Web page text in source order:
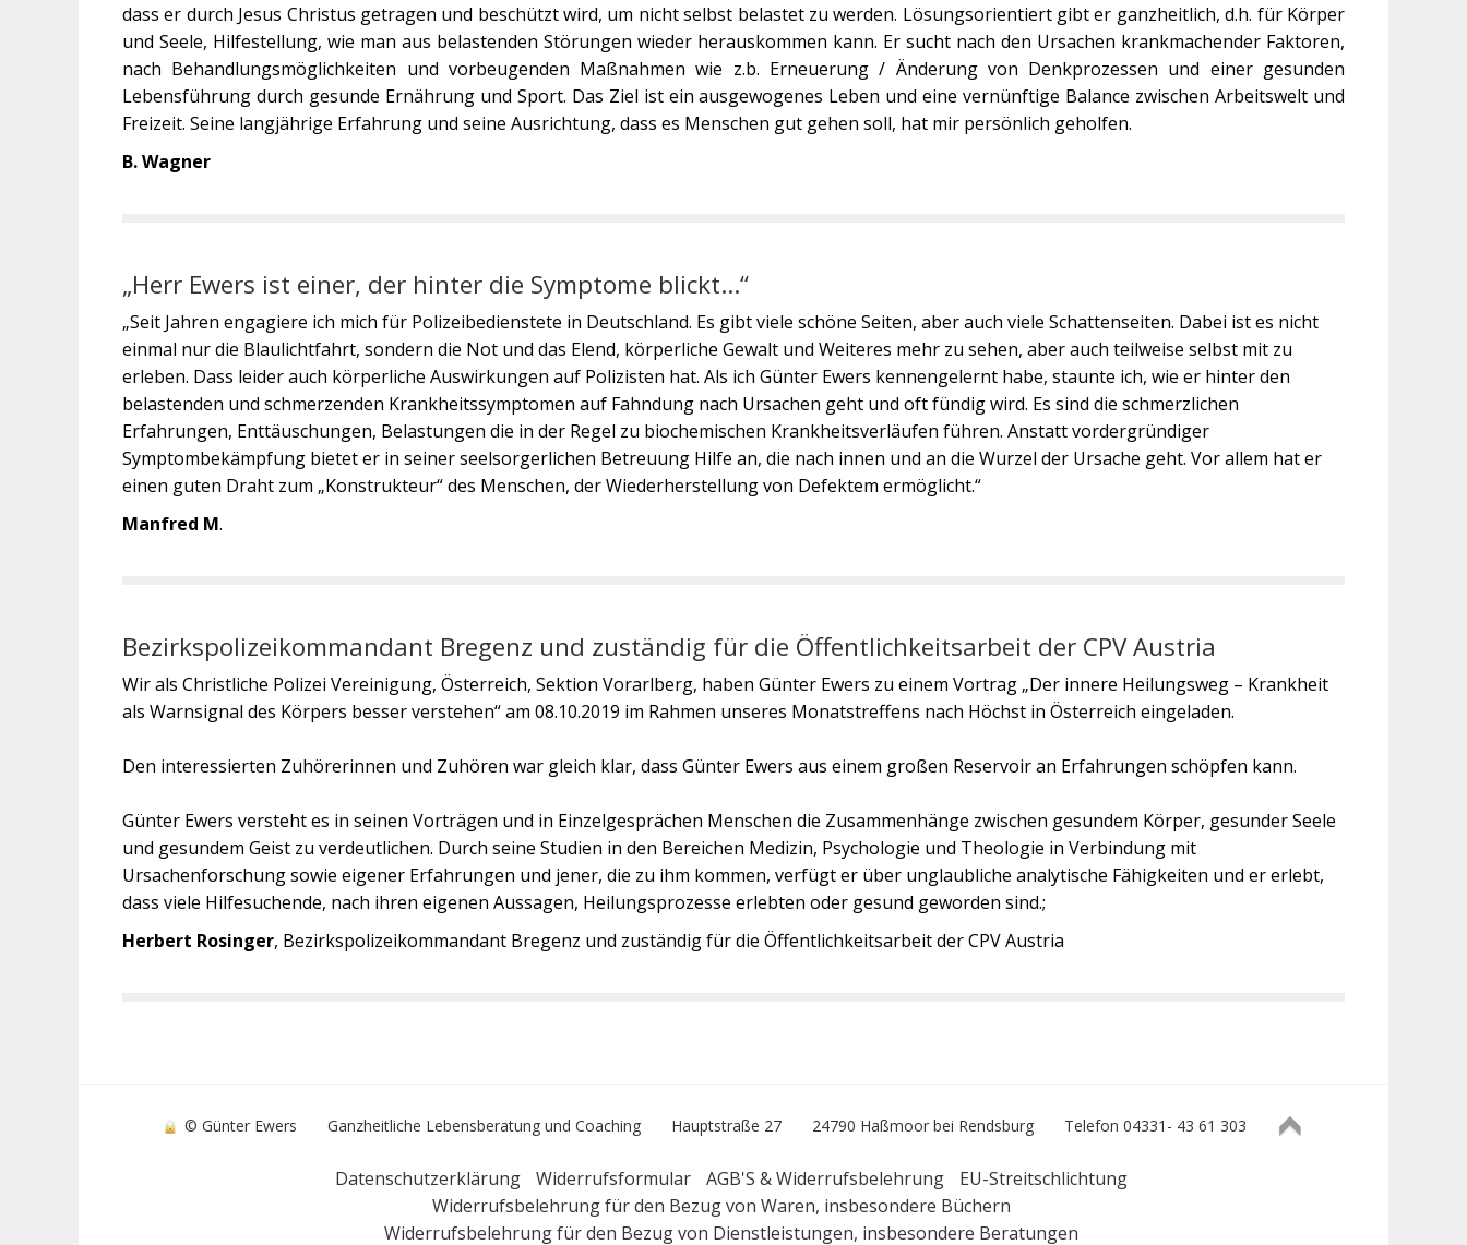
dass er durch Jesus Christus getragen und beschützt wird, um nicht selbst belastet zu werden. Lösungsorientiert gibt er ganzheitlich, d.h. für Körper
und Seele, Hilfestellung, wie man aus belastenden Störungen wieder herauskommen kann. Er sucht nach den Ursachen krankmachender Faktoren,
nach Behandlungsmöglichkeiten und vorbeugenden Maßnahmen wie z.b. Erneuerung / Änderung von Denkprozessen und einer gesunden
Lebensführung durch gesunde Ernährung und Sport. Das Ziel ist ein ausgewogenes Leben und eine vernünftige Balance zwischen Arbeitswelt und
Freizeit. Seine langjährige Erfahrung und seine Ausrichtung, dass es Menschen gut gehen soll, hat mir persönlich geholfen.
B. Wagner
„Herr Ewers ist einer, der hinter die Symptome blickt…“
„Seit Jahren engagiere ich mich für Polizeibedienstete in Deutschland. Es gibt viele schöne Seiten, aber auch viele Schattenseiten. Dabei ist es nicht
einmal nur die Blaulichtfahrt, sondern die Not und das Elend, körperliche Gewalt und Weiteres mehr zu sehen, aber auch teilweise selbst mit zu
erleben. Dass leider auch körperliche Auswirkungen auf Polizisten hat. Als ich Günter Ewers kennengelernt habe, staunte ich, wie er hinter den
belastenden und schmerzenden Krankheitssymptomen auf Fahndung nach Ursachen geht und oft fündig wird. Es sind die schmerzlichen
Erfahrungen, Enttäuschungen, Belastungen die in der Regel zu biochemischen Krankheitsverläufen führen. Anstatt vordergründiger
Symptombekämpfung bietet er in seiner seelsorgerlichen Betreuung Hilfe an, die nach innen und an die Wurzel der Ursache geht. Vor allem hat er
einen guten Draht zum „Konstrukteur“ des Menschen, der Wiederherstellung von Defektem ermöglicht.“
Manfred M.
Bezirkspolizeikommandant Bregenz und zuständig für die Öffentlichkeitsarbeit der CPV Austria
Wir als Christliche Polizei Vereinigung, Österreich, Sektion Vorarlberg, haben Günter Ewers zu einem Vortrag „Der innere Heilungsweg – Krankheit
als Warnsignal des Körpers besser verstehen“ am 08.10.2019 im Rahmen unseres Monatstreffens nach Höchst in Österreich eingeladen.
Den interessierten Zuhörerinnen und Zuhören war gleich klar, dass Günter Ewers aus einem großen Reservoir an Erfahrungen schöpfen kann.
​Günter Ewers versteht es in seinen Vorträgen und in Einzelgesprächen Menschen die Zusammenhänge zwischen gesundem Körper, gesunder Seele
und gesundem Geist zu verdeutlichen. Durch seine Studien in den Bereichen Medizin, Psychologie und Theologie in Verbindung mit
Ursachenforschung sowie eigener Erfahrungen und jener, die zu ihm kommen, verfügt er über unglaubliche analytische Fähigkeiten und er erlebt,
dass viele Hilfesuchende, nach ihren eigenen Aussagen, Heilungsprozesse erlebten oder gesund geworden sind.;
Herbert Rosinger, Bezirkspolizeikommandant Bregenz und zuständig für die Öffentlichkeitsarbeit der CPV Austria
© Günter Ewers Ganzheitliche Lebensberatung und Coaching Hauptstraße 27 24790 Haßmoor bei Rendsburg Telefon 04331- 43 61 303
Datenschutzerklärung Widerrufsformular AGB'S & Widerrufsbelehrung
EU-Streitschlichtung
Widerrufsbelehrung für den Bezug von Waren, insbesondere Büchern
Widerrufsbelehrung für den Bezug von Dienstleistungen, insbesondere Beratungen